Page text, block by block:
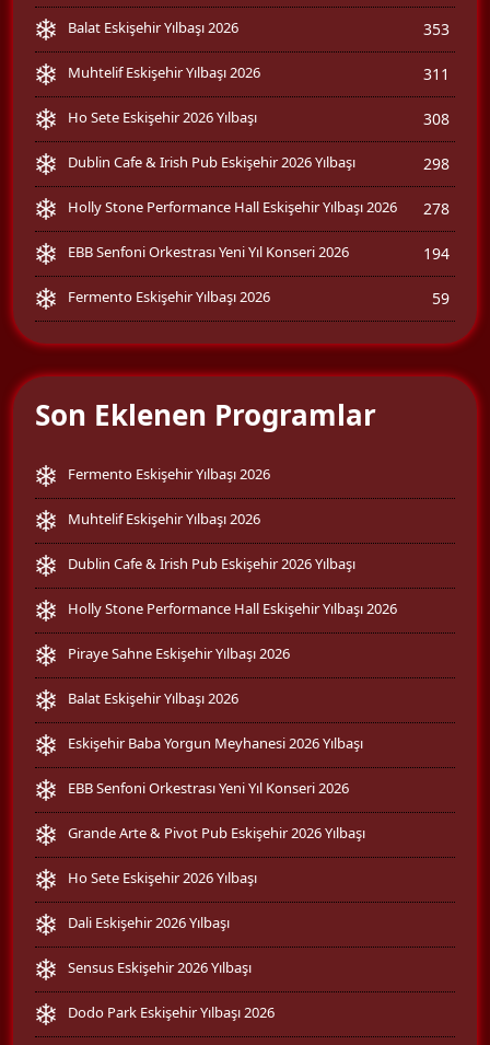
Balat Eskişehir Yılbaşı 2026 353
Muhtelif Eskişehir Yılbaşı 2026 311
Ho Sete Eskişehir 2026 Yılbaşı 308
Dublin Cafe & Irish Pub Eskişehir 2026 Yılbaşı 298
Holly Stone Performance Hall Eskişehir Yılbaşı 2026 278
EBB Senfoni Orkestrası Yeni Yıl Konseri 2026 194
Fermento Eskişehir Yılbaşı 2026 59
Son Eklenen Programlar
Fermento Eskişehir Yılbaşı 2026
Muhtelif Eskişehir Yılbaşı 2026
Dublin Cafe & Irish Pub Eskişehir 2026 Yılbaşı
Holly Stone Performance Hall Eskişehir Yılbaşı 2026
Piraye Sahne Eskişehir Yılbaşı 2026
Balat Eskişehir Yılbaşı 2026
Eskişehir Baba Yorgun Meyhanesi 2026 Yılbaşı
EBB Senfoni Orkestrası Yeni Yıl Konseri 2026
Grande Arte & Pivot Pub Eskişehir 2026 Yılbaşı
Ho Sete Eskişehir 2026 Yılbaşı
Dali Eskişehir 2026 Yılbaşı
Sensus Eskişehir 2026 Yılbaşı
Dodo Park Eskişehir Yılbaşı 2026